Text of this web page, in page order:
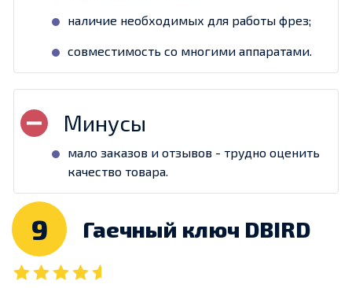
наличие необходимых для работы фрез;
совместимость со многими аппаратами.
мало заказов и отзывов - трудно оценить
качество товара.
9 Гаечный ключ DBIRD